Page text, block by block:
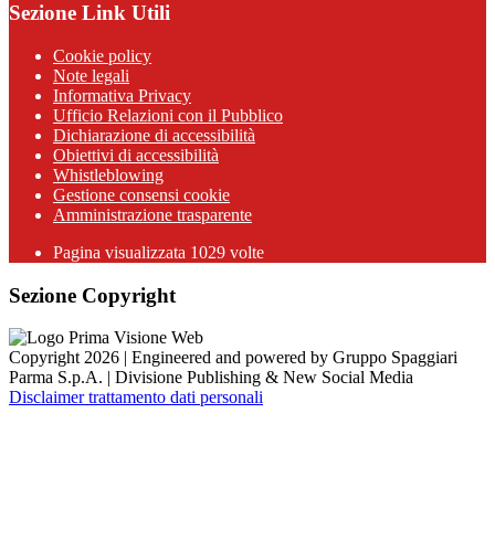
Sezione Link Utili
Cookie policy
Note legali
Informativa Privacy
Ufficio Relazioni con il Pubblico
Dichiarazione di accessibilità
Obiettivi di accessibilità
Whistleblowing
Gestione consensi cookie
Amministrazione trasparente
Pagina visualizzata 1029 volte
Sezione Copyright
Copyright 2026 | Engineered and powered by Gruppo Spaggiari
Parma S.p.A. | Divisione Publishing & New Social Media
Disclaimer trattamento dati personali